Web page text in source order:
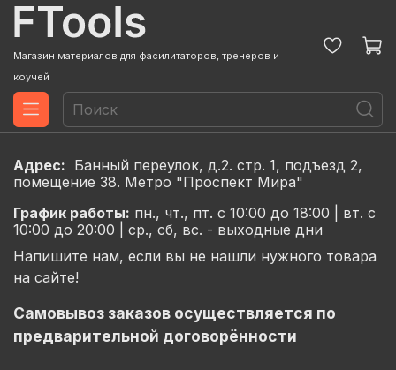
Магазин материалов для фасилитаторов, тренеров и
коучей
Адрес: Банный переулок, д.2. стр. 1, подъезд 2,
помещение 38. Метро "Проспект Мира"
График работы: пн., чт., пт. с 10:00 до 18:00 | вт. с
10:00 до 20:00 | ср., сб, вс. - выходные дни
Напишите нам, если вы не нашли нужного товара
на сайте!
Самовывоз заказов осуществляется по
предварительной договорённости